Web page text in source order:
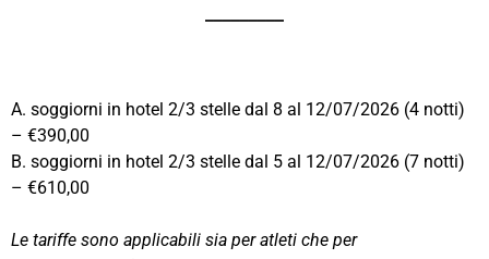
A. soggiorni in hotel 2/3 stelle dal 8 al 12/07/2026 (4 notti)
– €390,00
B. soggiorni in hotel 2/3 stelle dal 5 al 12/07/2026 (7 notti)
– €610,00
Le tariffe sono applicabili sia per atleti che per